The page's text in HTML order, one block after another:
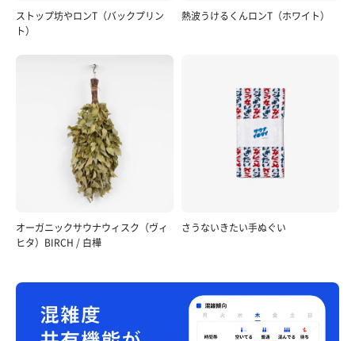
ストップ坊やロンT（バックプリン
ト）
熱波うけるくんロンT（ホワイト）
オーガニックサウナウィスク（ヴィ
ヒタ）BIRCH / 白樺
さうないきたい手ぬぐい